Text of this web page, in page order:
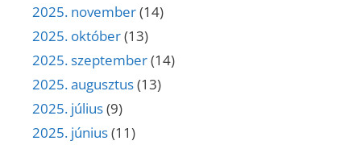
2025. november(14)
2025. október(13)
2025. szeptember(14)
2025. augusztus(13)
2025. július(9)
2025. június(11)